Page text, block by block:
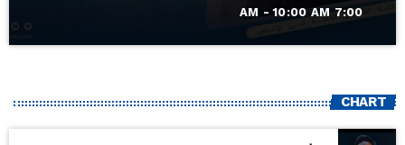
7:00 AM - 10:00 AM
CHART